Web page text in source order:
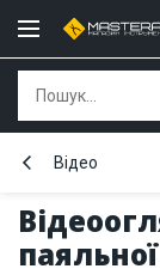
Відео